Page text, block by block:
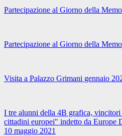
Partecipazione al Giorno della
Partecipazione al Giorno della
Visita a Palazzo Grimani gennaio
I tre alunni della 4B grafica,
cittadini europei" indetto da Europe
10 maggio 2021